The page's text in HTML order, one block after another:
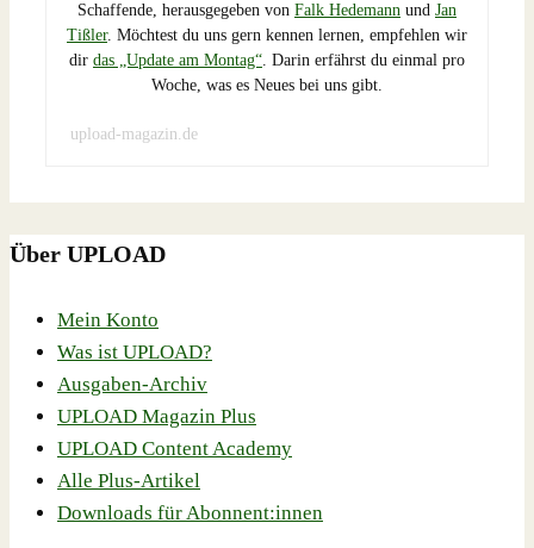
Schaffende, herausgegeben von Falk Hedemann und Jan
Tißler. Möchtest du uns gern kennen lernen, empfehlen wir
dir das „Update am Montag“. Darin erfährst du einmal pro
Woche, was es Neues bei uns gibt.
upload-magazin.de
Über UPLOAD
Mein Konto
Was ist UPLOAD?
Ausgaben-Archiv
UPLOAD Magazin Plus
UPLOAD Content Academy
Alle Plus-Artikel
Downloads für Abonnent:innen